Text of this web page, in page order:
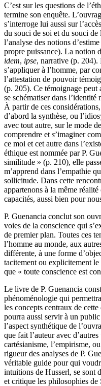
C’est sur les questions de
termine son enquête.
s’interroge lui aussi sur
du souci de soi et du souci de
l’analyse des notions
propre puissance). La notion
idem, ipse, narrative (p. 204).
s’appliquer à l’homme, par
l’attestation de pouvoir
(p. 205). Ce témoignage peut
se schématiser dans
À partir de ces
d’abord la synthèse, ou
avec tout autre, sur le mode
comprendre et s’imaginer
ce moi et cet autre dans
éthique est nommée par P.
similitude » (p. 210), elle
m’apprend dans l’empathie
sollicitude. Dans cette
appartenons à la même
capacités, aussi bien pour
P. Guenancia conclut son
voies de la conscience qui
de premier plan. Toutes ces
l’homme au monde, aux
différente, à une forme
tacitement ou explicitement
que « toute conscience est
Le livre de P. Guenancia
phénoménologie qui
les concepts centraux de
pourra aussi servir à un
l’aspect synthétique de
que fait l’auteur avec
cartésianisme, l’empirisme,
rigueur des analyses de P.
véritable guide pour qui
intuitions de Husserl, se sont
et critique les philosophies